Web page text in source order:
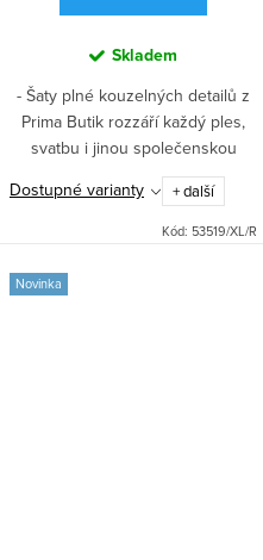
Skladem
- Šaty plné kouzelných detailů z
Prima Butik rozzáří každý ples,
svatbu i jinou společenskou
událost. - Elegantní společenské
šaty zvýrazní vaši postavu a
promění vás v...
Dostupné varianty + další
Kód: 53519/XL/R
Novinka